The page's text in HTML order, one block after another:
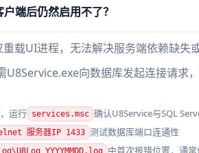
端后仍然启用不了？
载UI进程，无法解决服务端依赖缺失
U8Service.exe向数据库发起连接请求
运行 services.msc 确认U8Service与SQL
服务器IP 1433 测试数据库端口连通性
中首次报错位置，通